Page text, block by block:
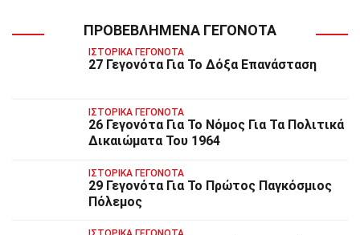
ΠΡΟΒΕΒΛΗΜΈΝΑ ΓΕΓΟΝΌΤΑ
ΙΣΤΟΡΙΚΆ ΓΕΓΟΝΌΤΑ
27 Γεγονότα Για Το Δόξα Επανάσταση
ΙΣΤΟΡΙΚΆ ΓΕΓΟΝΌΤΑ
26 Γεγονότα Για Το Νόμος Για Τα Πολιτικά
Δικαιώματα Του 1964
ΙΣΤΟΡΙΚΆ ΓΕΓΟΝΌΤΑ
29 Γεγονότα Για Το Πρώτος Παγκόσμιος
Πόλεμος